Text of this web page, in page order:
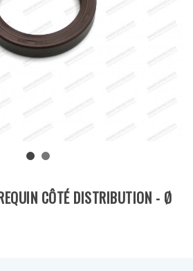
CÔTÉ DISTRIBUTION - Ø